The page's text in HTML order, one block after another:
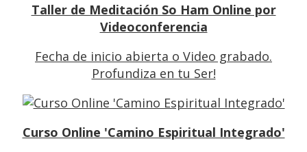
Taller de Meditación So Ham Online por
Videoconferencia
Fecha de inicio abierta o Video grabado.
Profundiza en tu Ser!
Curso Online 'Camino Espiritual Integrado'